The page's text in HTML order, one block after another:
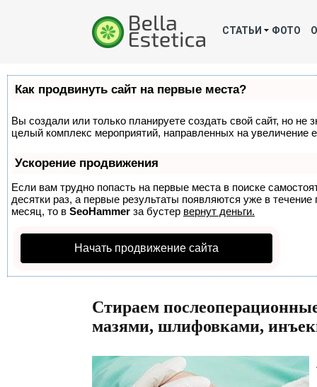
СТАТЬИ ФОТО
Как продвинуть сайт на первые места?
Вы создали или только планируете создать свой сайт, но не
целый комплекс мероприятий, направленных на увеличение
Ускорение продвижения
Если вам трудно попасть на первые места в поиске
десятки раз, а первые результаты появляются уже в
месяц, то в SeoHammer за бустер вернут деньги.
Начать продвижение сайта
Стираем
мазями, шлифовками,